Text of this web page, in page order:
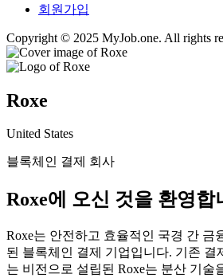
회원가입
Copyright © 2025 MyJob.one. All rights
Roxe
United States
블록체인 결제 회사
Roxe에 오신 것을 환영합
Roxe는 안전하고 효율적인 국경 간 금
된 블록체인 결제 기업입니다. 기존 결
는 비전으로 설립된 Roxe는 분산 기술